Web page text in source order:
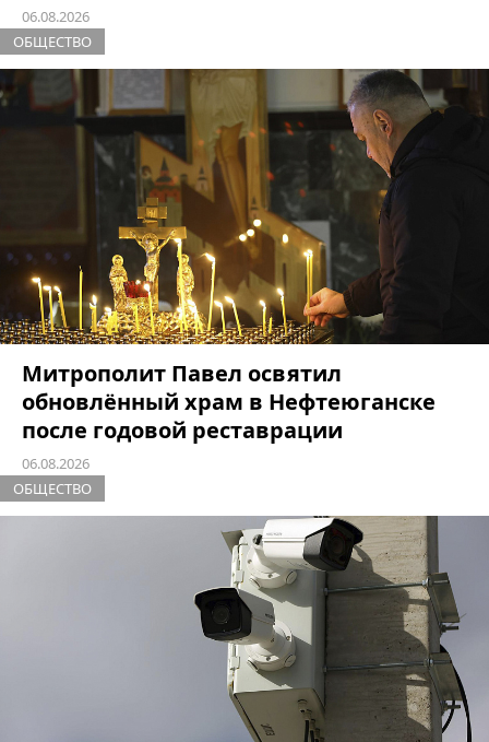
06.08.2026
ОБЩЕСТВО
Митрополит Павел освятил
обновлённый храм в Нефтеюганске
после годовой реставрации
06.08.2026
ОБЩЕСТВО